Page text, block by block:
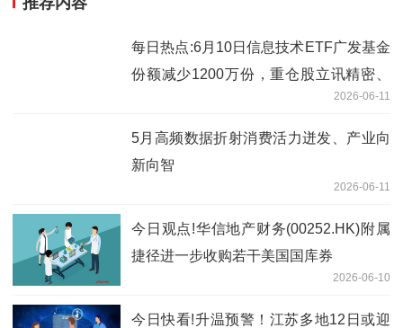
每日热点:6月10日信息技术ETF广发基金
份额减少1200万份，重仓股立讯精密、
2026-06-11
5月高频数据折射消费活力迸发、产业向
新向智
2026-06-11
今日观点!华信地产财务(00252.HK)附属
捷径进一步收购若干美国国库券
2026-06-10
今日快看!升温预警！江苏多地12日或迎